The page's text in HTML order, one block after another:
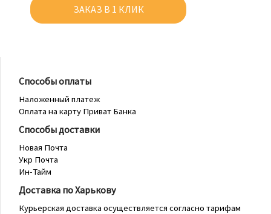
ЗАКАЗ В 1 КЛИК
Способы оплаты
Наложенный платеж
Оплата на карту Приват Банка
Способы доставки
Новая Почта
Укр Почта
Ин-Тайм
Доставка по Харькову
Курьерская доставка осуществляется согласно тарифам